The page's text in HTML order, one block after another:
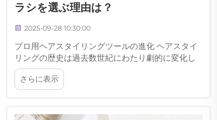
ラシを選ぶ理由は？
2025-09-28 10:30:00
プロ用ヘアスタイリングツールの進化 ヘアスタイ
リングの歴史は過去数世紀にわたり劇的に変化し
てきました。その中で、シンプルなヘアブラシは
プロのサロンや家庭でのケアにおいて最も重要な
ツールの一つとして登場しました。Fr...
さらに表示